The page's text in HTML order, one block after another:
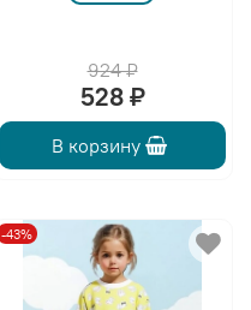
924 ₽
528 ₽
В корзину
-43%